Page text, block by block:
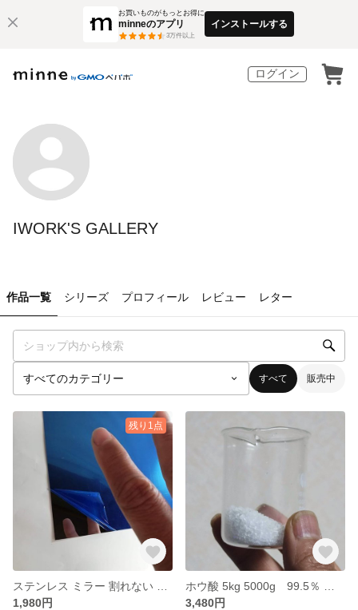
お買いものがもっとお得に
minneのアプリ
3万件以上
インストールする
ログイン
IWORK'S GALLERY
作品一覧 シリーズ プロフィール レビュー レター
すべて 販売中
残り1点
1,980円
3,480円